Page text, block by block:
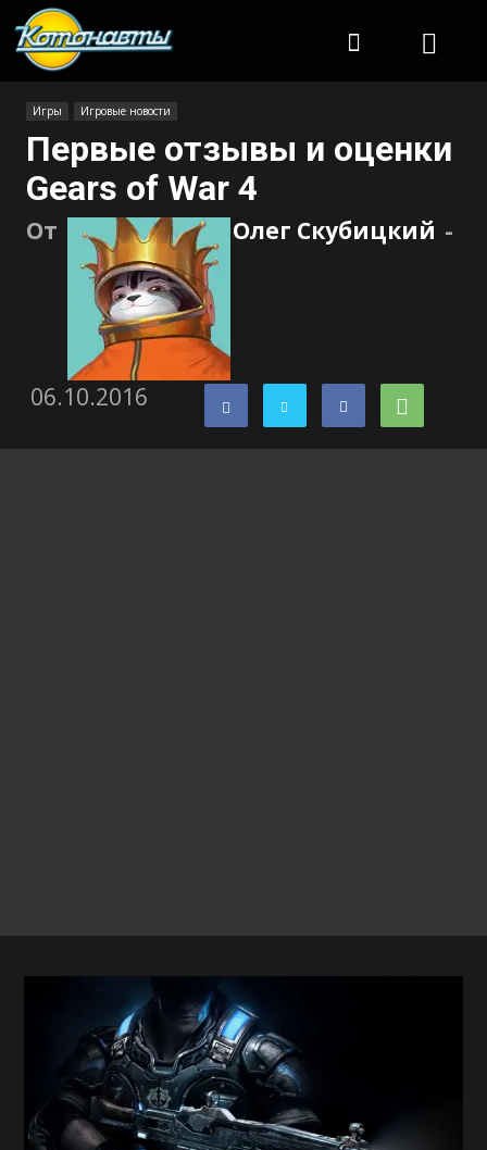
Игры Игровые новости
Первые отзывы и оценки
Gears of War 4
От Олег Скубицкий -
06.10.2016